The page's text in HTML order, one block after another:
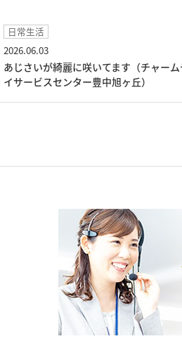
日常生活
2026.06.03
あじさいが綺麗に咲いてます（チャー
イサービスセンター豊中旭ヶ丘）